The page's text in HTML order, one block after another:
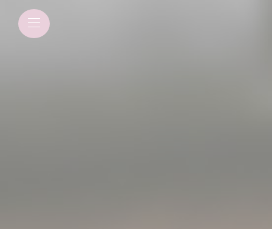
Panneau de gestion des cookies